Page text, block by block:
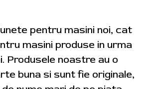
pentru masini noi, cat
masini produse in urma
Produsele noastre au o
buna si sunt fie originale,